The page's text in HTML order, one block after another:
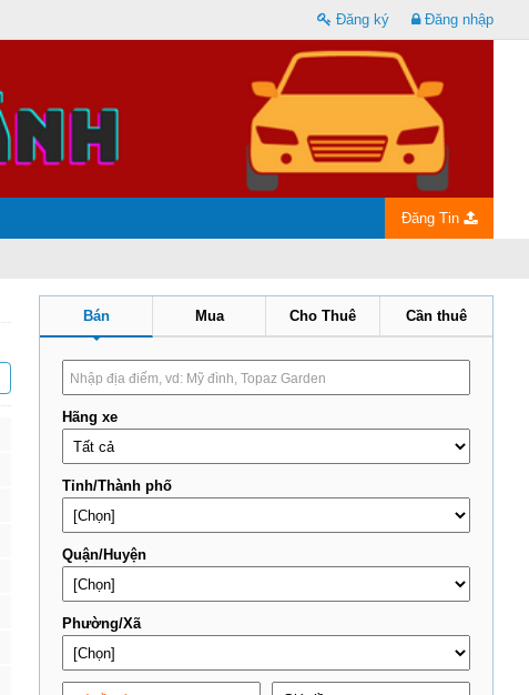
Đăng ký Đăng nhập
Đăng Tin
Bán Mua Cho Thuê Cần thuê
Hãng xe
Tỉnh/Thành phố
Quận/Huyện
Phường/Xã